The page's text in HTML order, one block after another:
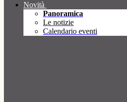
Novità
Panoramica
Le notizie
Calendario eventi